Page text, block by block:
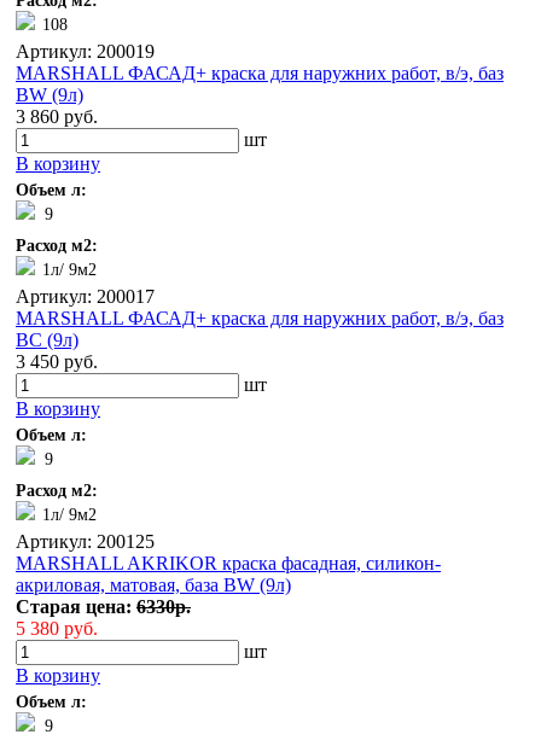
108
Артикул: 200019
MARSHALL ФАСАД+ краска для наружних работ, в/э, баз
BW (9л)
3 860 руб.
шт
В корзину
Объем л:
9
Расход м2:
1л/ 9м2
Артикул: 200017
MARSHALL ФАСАД+ краска для наружних работ, в/э, баз
BC (9л)
3 450 руб.
шт
В корзину
Объем л:
9
Расход м2:
1л/ 9м2
Артикул: 200125
MARSHALL AKRIKOR краска фасадная, силикон-
акриловая, матовая, база BW (9л)
Старая цена: 6330р.
5 380 руб.
шт
В корзину
Объем л:
9